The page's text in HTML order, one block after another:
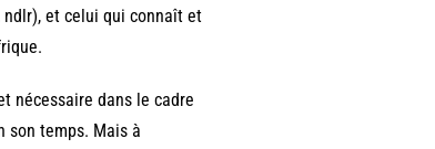
et celui qui connaît et
nécessaire dans le cadre
son temps. Mais à